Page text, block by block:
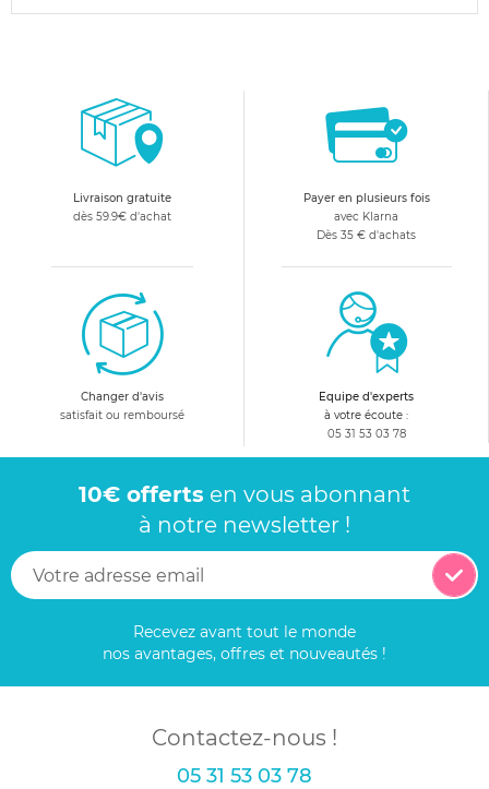
Livraison gratuite
dès 59.9€ d'achat
Payer en plusieurs fois
avec Klarna
Dès 35 € d'achats
Changer d'avis
satisfait ou remboursé
Equipe d'experts
à votre écoute :
05 31 53 03 78
10€ offerts en vous abonnant
à notre newsletter !
Recevez avant tout le monde
nos avantages, offres et nouveautés !
Contactez-nous !
05 31 53 03 78